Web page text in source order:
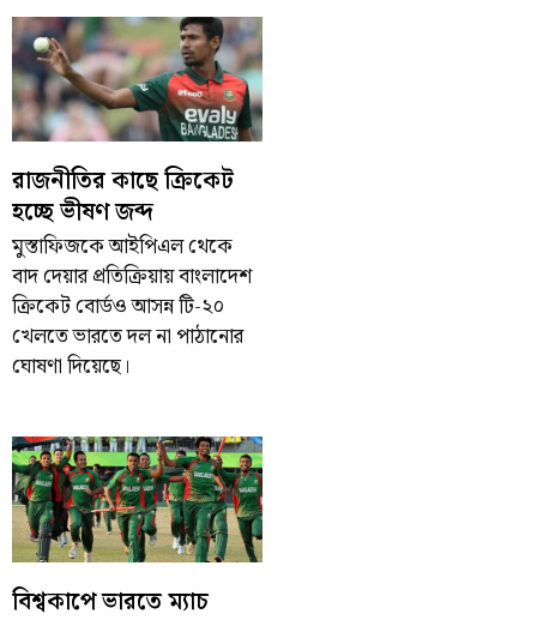
রাজনীতির কাছে ক্রিকেট
হচ্ছে ভীষণ জব্দ
মুস্তাফিজকে আইপিএল থেকে
বাদ দেয়ার প্রতিক্রিয়ায় বাংলাদেশ
ক্রিকেট বোর্ডও আসন্ন টি-২০
খেলতে ভারতে দল না পাঠানোর
ঘোষণা দিয়েছে।
বিশ্বকাপে ভারতে ম্যাচ